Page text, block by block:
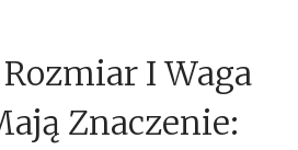
I Waga
Znaczenie: